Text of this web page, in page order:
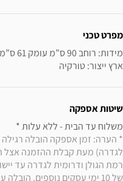
מפרט טכני
ארץ ייצור: טורקיה
שיטות אספקה
משלוח עד הבית - ללא עלות *